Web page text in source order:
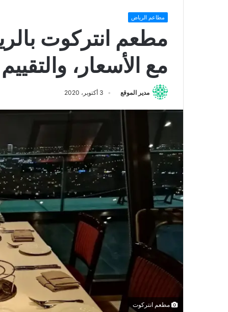
مطاعم الرياض
مطعم انتركوت
مع الأسعار،
مدير الموقع 3 أكتوبر، 2020
مطعم انتركوت